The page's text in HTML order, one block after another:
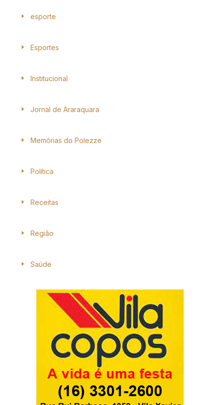
esporte
Esportes
Institucional
Jornal de Araraquara
Memórias do Polezze
Política
Receitas
Região
Saúde